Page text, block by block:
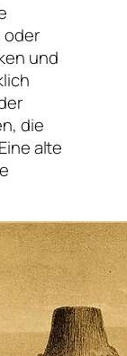
oder
und
die
alte